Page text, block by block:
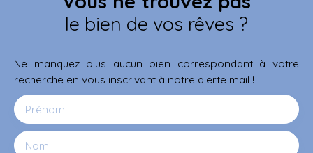
le bien de vos rêves ?
Ne manquez plus aucun bien correspondant à votre
recherche en vous inscrivant à notre alerte mail !
Prénom
Nom